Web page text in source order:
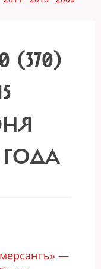
(370)
ГОДА
—